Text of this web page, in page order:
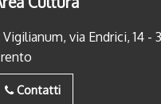
Vigilianum, via Endrici, 14 -
Contatti